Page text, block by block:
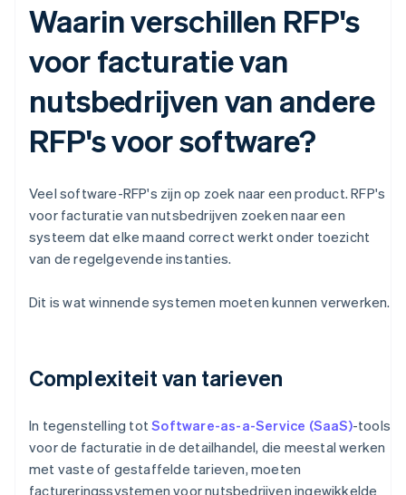
Waarin verschillen RFP's
voor facturatie van
nutsbedrijven van andere
RFP's voor software?
Veel software-RFP's zijn op zoek naar een product. RFP's
voor facturatie van nutsbedrijven zoeken naar een
systeem dat elke maand correct werkt onder toezicht
van de regelgevende instanties.
Dit is wat winnende systemen moeten kunnen verwerken.
Complexiteit van tarieven
In tegenstelling totSoftware-as-a-Service (SaaS)-tools
voor de facturatie in de detailhandel, die meestal werken
met vaste of gestaffelde tarieven, moeten
factureringssystemen voor nutsbedrijven ingewikkelde